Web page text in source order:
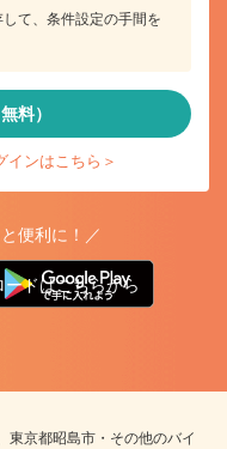
て、条件設定の手間を
料）
インはこちら＞
便利に！／
ドはこちらから
東京都昭島市・その他のバイ